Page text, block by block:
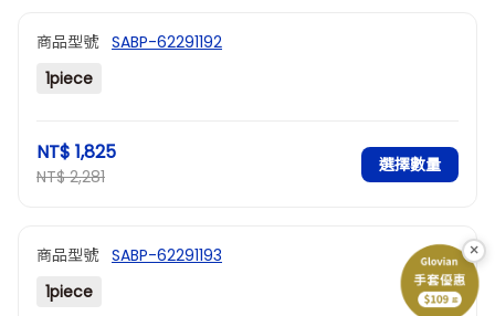
商品型號 SABP-62291192
1piece
NT$ 1,825
NT$ 2,281
選擇數量
商品型號 SABP-62291193
1piece
×